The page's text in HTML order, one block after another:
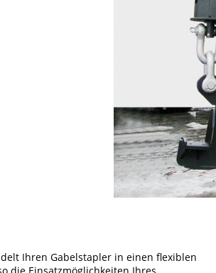
Ihren Gabelstapler in einen flexiblen